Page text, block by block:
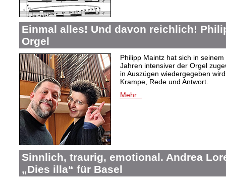
Einmal alles! Und davon reichlich!
Orgel
Philipp Maintz hat sich in
Jahren intensiver der Orgel
in Auszügen wiedergegeben
Krampe, Rede und Antwort.
Mehr...
Sinnlich, traurig, emotional. Andrea
„Dies illa“ für Basel